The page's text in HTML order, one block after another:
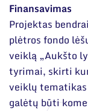
Finansavimas
Projektas
plėtros fondo
veiklą „Aukšto
tyrimai, skirti
veiklų
galėtų būti